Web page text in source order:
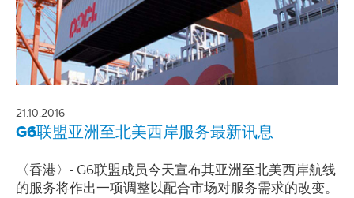
21.10.2016
G6联盟亚洲至北美西岸服务最新讯息
〈香港〉- G6联盟成员今天宣布其亚洲至北美西岸航线
的服务将作出一项调整以配合市场对服务需求的改变。